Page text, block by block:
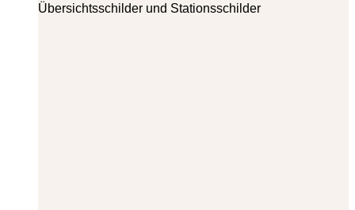
Übersichtsschilder und Stationsschilder